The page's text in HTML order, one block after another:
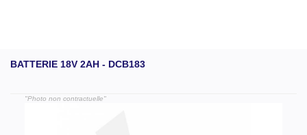
BATTERIE 18V 2AH - DCB183
"Photo non contractuelle"